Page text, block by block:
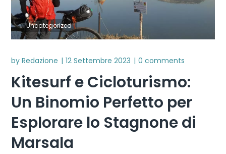
Uncategorized
byRedazione 12 Settembre 2023 0 comments
Kitesurf e Cicloturismo:
Un Binomio Perfetto per
Esplorare lo Stagnone di
Marsala